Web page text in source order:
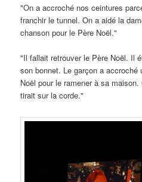
"On a accroché nos ceintures
franchir le tunnel. On a aidé la
chanson pour le Père Noël."
"Il fallait retrouver le Père Noël. Il
son bonnet. Le garçon a
Noël pour le ramener à sa
tirait sur la corde."